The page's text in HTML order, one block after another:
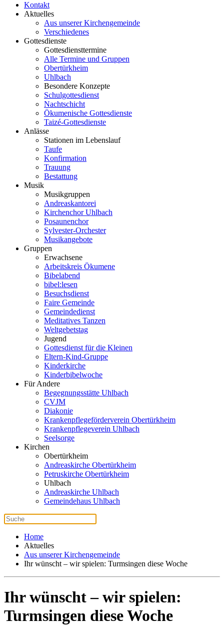
Kontakt
Aktuelles
Aus unserer Kirchengemeinde
Verschiedenes
Gottesdienste
Gottesdiensttermine
Alle Termine und Gruppen
Obertürkheim
Uhlbach
Besondere Konzepte
Schulgottesdienst
Nachtschicht
Ökumenische Gottesdienste
Taizé-Gottesdienste
Anlässe
Stationen im Lebenslauf
Taufe
Konfirmation
Trauung
Bestattung
Musik
Musikgruppen
Andreaskantorei
Kirchenchor Uhlbach
Posaunenchor
Sylvester-Orchester
Musikangebote
Gruppen
Erwachsene
Arbeitskreis Ökumene
Bibelabend
bibel:lesen
Besuchsdienst
Faire Gemeinde
Gemeindedienst
Meditatives Tanzen
Weltgebetstag
Jugend
Gottesdienst für die Kleinen
Eltern-Kind-Gruppe
Kinderkirche
Kinderbibelwoche
Für Andere
Begegnungsstätte Uhlbach
CVJM
Diakonie
Krankenpflegeförderverein Obertürkheim
Krankenpflegeverein Uhlbach
Seelsorge
Kirchen
Obertürkheim
Andreaskirche Obertürkheim
Petruskirche Obertürkheim
Uhlbach
Andreaskirche Uhlbach
Gemeindehaus Uhlbach
Home
Aktuelles
Aus unserer Kirchengemeinde
Ihr wünscht – wir spielen: Turmsingen diese Woche
Ihr wünscht – wir spielen:
Turmsingen diese Woche